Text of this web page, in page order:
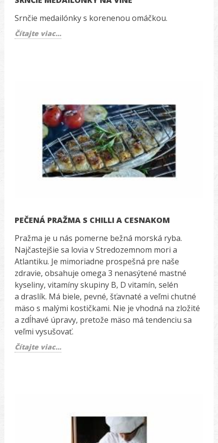
Srnčie medailónky s korenenou omáčkou.
Čítajte viac...
PEČENÁ PRAŽMA S CHILLI A CESNAKOM
Pražma je u nás pomerne bežná morská ryba.
Najčastejšie sa lovia v Stredozemnom mori a
Atlantiku. Je mimoriadne prospešná pre naše
zdravie, obsahuje omega 3 nenasýtené mastné
kyseliny, vitamíny skupiny B, D vitamín, selén
a draslík. Má biele, pevné, šťavnaté a veľmi chutné
mäso s malými kostičkami. Nie je vhodná na zložité
a zdĺhavé úpravy, pretože mäso má tendenciu sa
veľmi vysušovať.
Čítajte viac...